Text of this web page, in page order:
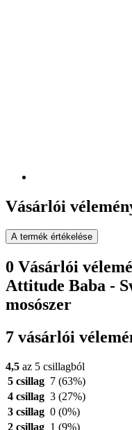
Vásárlói
A termék értékelése
0 Vásárlói
Attitude Baba -
mosószer
7 vásárlói
4,5 az 5 csillagból
5 csillag 7 (63%)
4 csillag 3 (27%)
3 csillag 0 (0%)
2 csillag 1 (9%)